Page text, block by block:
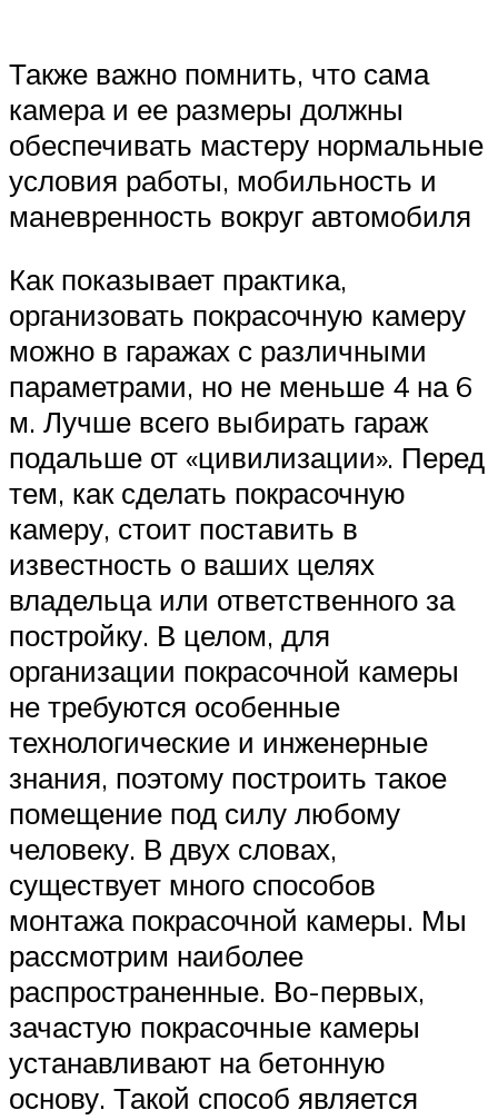
Также важно помнить, что сама
камера и ее размеры должны
обеспечивать мастеру нормальные
условия работы, мобильность и
маневренность вокруг автомобиля
Как показывает практика,
организовать покрасочную камеру
можно в гаражах с различными
параметрами, но не меньше 4 на 6
м. Лучше всего выбирать гараж
подальше от «цивилизации». Перед
тем, как сделать покрасочную
камеру, стоит поставить в
известность о ваших целях
владельца или ответственного за
постройку. В целом, для
организации покрасочной камеры
не требуются особенные
технологические и инженерные
знания, поэтому построить такое
помещение под силу любому
человеку. В двух словах,
существует много способов
монтажа покрасочной камеры. Мы
рассмотрим наиболее
распространенные. Во-первых,
зачастую покрасочные камеры
устанавливают на бетонную
основу. Такой способ является